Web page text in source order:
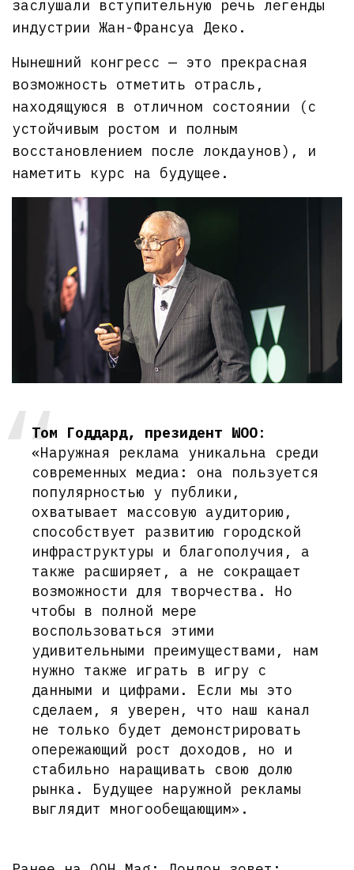
заслушали вступительную речь легенды
индустрии Жан-Франсуа Деко.
Нынешний конгресс — это прекрасная
возможность отметить отрасль,
находящуюся в отличном состоянии (с
устойчивым ростом и полным
восстановлением после локдаунов), и
наметить курс на будущее.
Том Годдард, президент WOO:
«Наружная реклама уникальна среди
современных медиа: она пользуется
популярностью у публики,
охватывает массовую аудиторию,
способствует развитию городской
инфраструктуры и благополучия, а
также расширяет, а не сокращает
возможности для творчества. Но
чтобы в полной мере
воспользоваться этими
удивительными преимуществами, нам
нужно также играть в игру с
данными и цифрами. Если мы это
сделаем, я уверен, что наш канал
не только будет демонстрировать
опережающий рост доходов, но и
стабильно наращивать свою долю
рынка. Будущее наружной рекламы
выглядит многообещающим».